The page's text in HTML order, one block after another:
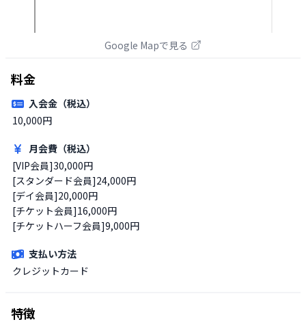
Google Mapで見る
料金
入会金（税込）
10,000円
月会費（税込）
[VIP会員]30,000円
[スタンダード会員]24,000円
[デイ会員]20,000円
[チケット会員]16,000円
[チケットハーフ会員]9,000円
支払い方法
クレジットカード
特徴